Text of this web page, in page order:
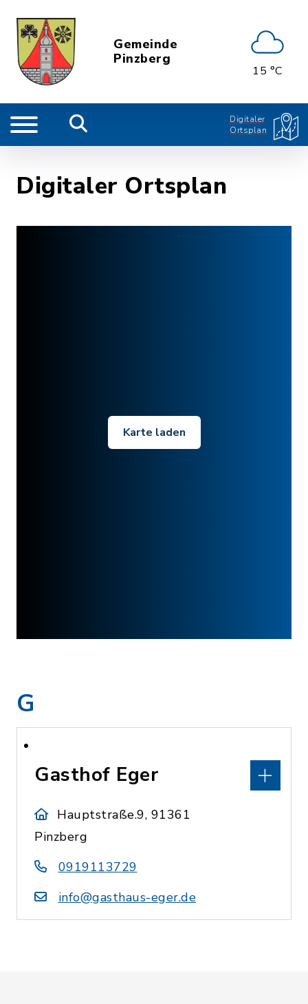
Gemeinde
Pinzberg
15 °C
Digitaler
Ortsplan
Digitaler Ortsplan
Karte laden
G
Gasthof Eger
Hauptstraße.9, 91361
Pinzberg
0919113729
info@gasthaus-eger.de